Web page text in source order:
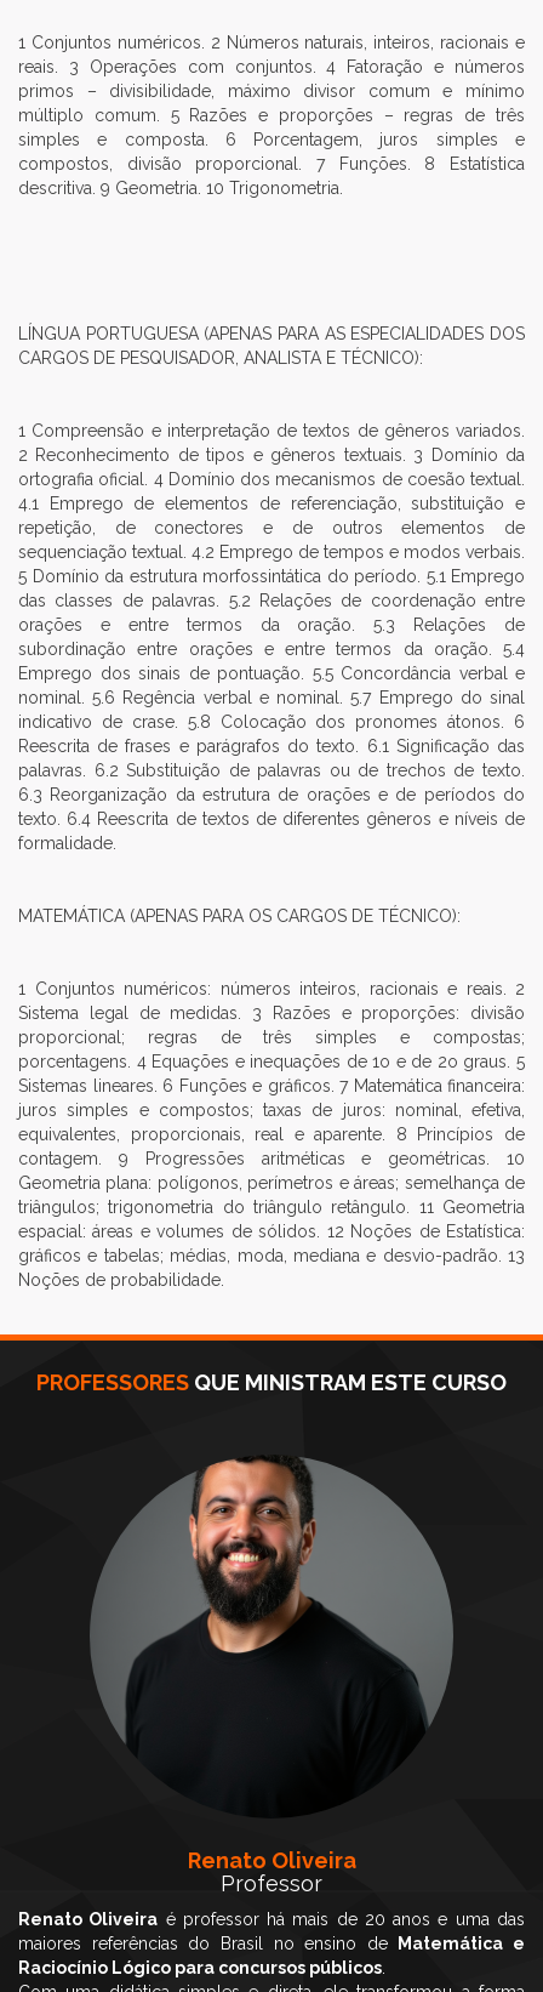
1 Conjuntos numéricos. 2 Números naturais, inteiros, racionais e
reais. 3 Operações com conjuntos. 4 Fatoração e números
primos – divisibilidade, máximo divisor comum e mínimo
múltiplo comum. 5 Razões e proporções – regras de três
simples e composta. 6 Porcentagem, juros simples e
compostos, divisão proporcional. 7 Funções. 8 Estatística
descritiva. 9 Geometria. 10 Trigonometria.
LÍNGUA PORTUGUESA (APENAS PARA AS ESPECIALIDADES DOS
CARGOS DE PESQUISADOR, ANALISTA E TÉCNICO):
1 Compreensão e interpretação de textos de gêneros variados.
2 Reconhecimento de tipos e gêneros textuais. 3 Domínio da
ortografia oficial. 4 Domínio dos mecanismos de coesão textual.
4.1 Emprego de elementos de referenciação, substituição e
repetição, de conectores e de outros elementos de
sequenciação textual. 4.2 Emprego de tempos e modos verbais.
5 Domínio da estrutura morfossintática do período. 5.1 Emprego
das classes de palavras. 5.2 Relações de coordenação entre
orações e entre termos da oração. 5.3 Relações de
subordinação entre orações e entre termos da oração. 5.4
Emprego dos sinais de pontuação. 5.5 Concordância verbal e
nominal. 5.6 Regência verbal e nominal. 5.7 Emprego do sinal
indicativo de crase. 5.8 Colocação dos pronomes átonos. 6
Reescrita de frases e parágrafos do texto. 6.1 Significação das
palavras. 6.2 Substituição de palavras ou de trechos de texto.
6.3 Reorganização da estrutura de orações e de períodos do
texto. 6.4 Reescrita de textos de diferentes gêneros e níveis de
formalidade.
MATEMÁTICA (APENAS PARA OS CARGOS DE TÉCNICO):
1 Conjuntos numéricos: números inteiros, racionais e reais. 2
Sistema legal de medidas. 3 Razões e proporções: divisão
proporcional; regras de três simples e compostas;
porcentagens. 4 Equações e inequações de 1o e de 2o graus. 5
Sistemas lineares. 6 Funções e gráficos. 7 Matemática financeira:
juros simples e compostos; taxas de juros: nominal, efetiva,
equivalentes, proporcionais, real e aparente. 8 Princípios de
contagem. 9 Progressões aritméticas e geométricas. 10
Geometria plana: polígonos, perímetros e áreas; semelhança de
triângulos; trigonometria do triângulo retângulo. 11 Geometria
espacial: áreas e volumes de sólidos. 12 Noções de Estatística:
gráficos e tabelas; médias, moda, mediana e desvio-padrão. 13
Noções de probabilidade.
PROFESSORES QUE MINISTRAM ESTE CURSO
Renato Oliveira
Professor
Renato Oliveira é professor há mais de 20 anos e uma das
maiores referências do Brasil no ensino de
Matemática e
Raciocínio Lógico para concursos públicos